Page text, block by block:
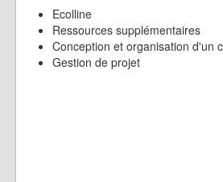
Ecolline
Ressources supplémentaires
Conception et organisation d'un
Gestion de projet